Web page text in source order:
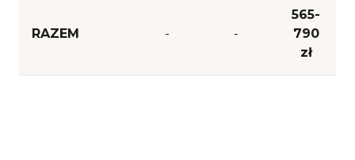
RAZEM - -
565-
790
zł